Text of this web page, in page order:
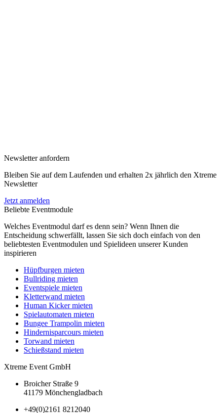
Newsletter anfordern
Bleiben Sie auf dem Laufenden und erhalten 2x jährlich den Xtreme
Newsletter
Jetzt anmelden
Beliebte Eventmodule
Welches Eventmodul darf es denn sein? Wenn Ihnen die
Entscheidung schwerfällt, lassen Sie sich doch einfach von den
beliebtesten Eventmodulen und Spielideen unserer Kunden
inspirieren
Hüpfburgen mieten
Bullriding mieten
Eventspiele mieten
Kletterwand mieten
Human Kicker mieten
Spielautomaten mieten
Bungee Trampolin mieten
Hindernisparcours mieten
Torwand mieten
Schießstand mieten
Xtreme Event GmbH
Broicher Straße 9
41179 Mönchengladbach
+49(0)2161 8212040